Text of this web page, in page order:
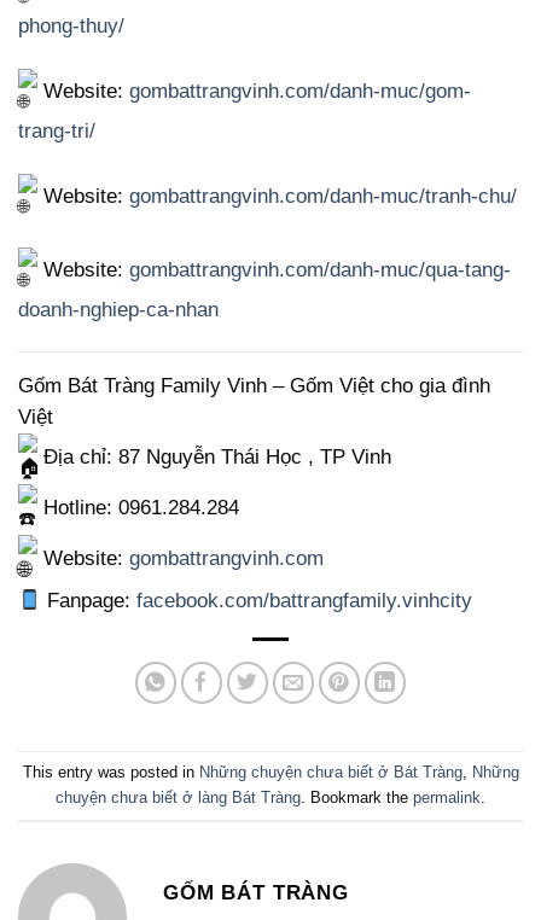
phong-thuy/
Website: gombattrangvinh.com/danh-muc/gom-
trang-tri/
Website: gombattrangvinh.com/danh-muc/tranh-chu/
Website: gombattrangvinh.com/danh-muc/qua-tang-
doanh-nghiep-ca-nhan
Gốm Bát Tràng Family Vinh – Gốm Việt cho gia đình
Việt
Địa chỉ: 87 Nguyễn Thái Học , TP Vinh
Hotline: 0961.284.284
Website: gombattrangvinh.com
Fanpage:facebook.com/battrangfamily.vinhcity
This entry was posted in Những chuyện chưa biết ở Bát Tràng, Những
chuyện chưa biết ở làng Bát Tràng. Bookmark the permalink.
GỐM BÁT TRÀNG